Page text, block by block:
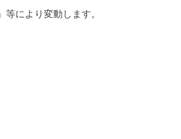
により変動します。